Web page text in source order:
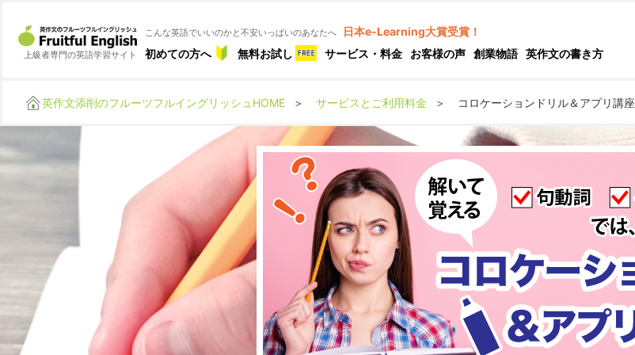
上級者専門の英語学習サイト
こんな英語でいいのかと不安いっぱいのあなたへ
日本e-Learning大賞受賞！
初めての方へ
無料お試し サービス・料金 お客様の声 創業物語 英作文の書き方
英作文添削のフルーツフルイングリッシュHOME ＞ サービスとご利用料金 ＞ コロケーションドリル＆アプリ講座